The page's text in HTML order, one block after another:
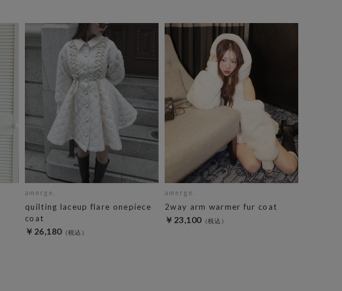
amerge.
quilting laceup flare onepiece
coat
￥26,180
amerge.
2way arm warmer fur coat
￥23,100